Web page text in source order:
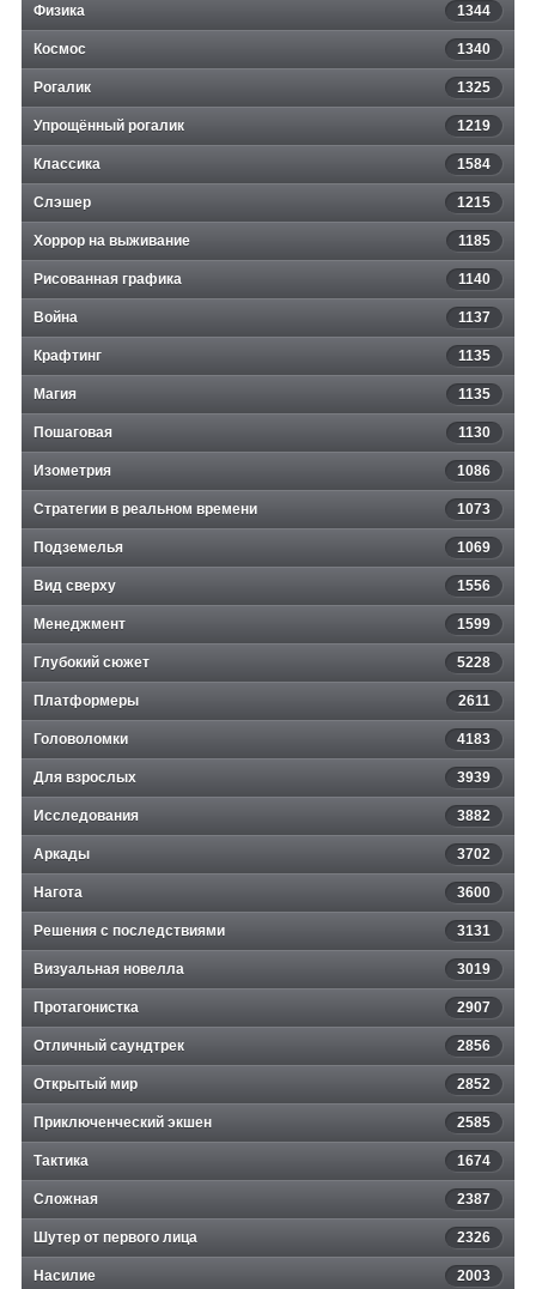
Физика 1344
Космос 1340
Рогалик 1325
Упрощённый рогалик 1219
Классика 1584
Слэшер 1215
Хоррор на выживание 1185
Рисованная графика 1140
Война 1137
Крафтинг 1135
Магия 1135
Пошаговая 1130
Изометрия 1086
Стратегии в реальном времени 1073
Подземелья 1069
Вид сверху 1556
Менеджмент 1599
Глубокий сюжет 5228
Платформеры 2611
Головоломки 4183
Для взрослых 3939
Исследования 3882
Аркады 3702
Нагота 3600
Решения с последствиями 3131
Визуальная новелла 3019
Протагонистка 2907
Отличный саундтрек 2856
Открытый мир 2852
Приключенческий экшен 2585
Тактика 1674
Сложная 2387
Шутер от первого лица 2326
Насилие 2003